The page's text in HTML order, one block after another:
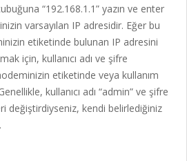
“192.168.1.1” yazın ve enter
varsayılan IP adresidir. Eğer bu
etiketinde bulunan IP adresini
için, kullanıcı adı ve şifre
etiketinde veya kullanım
kullanıcı adı “admin” ve şifre
değiştirdiyseniz, kendi belirlediğiniz